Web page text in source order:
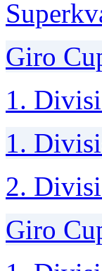
Giro
1.
1.
2.
Giro